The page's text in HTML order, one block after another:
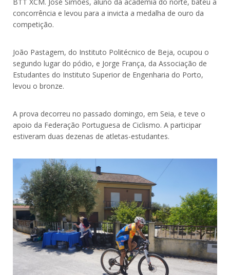
BTT XCM. José Simões, aluno da academia do norte, bateu a
concorrência e levou para a invicta a medalha de ouro da
competição.
João Pastagem, do Instituto Politécnico de Beja, ocupou o
segundo lugar do pódio, e Jorge França, da Associação de
Estudantes do Instituto Superior de Engenharia do Porto,
levou o bronze.
A prova decorreu no passado domingo, em Seia, e teve o
apoio da Federação Portuguesa de Ciclismo. A participar
estiveram duas dezenas de atletas-estudantes.